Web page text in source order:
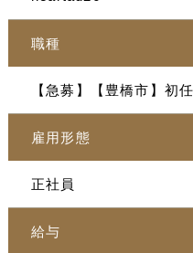
職種
【急募】【豊橋市】初
雇用形態
正社員
給与